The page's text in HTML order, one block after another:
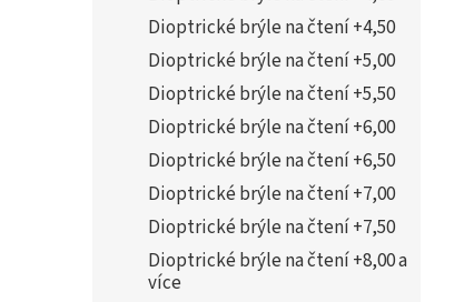
Dioptrické brýle na čtení +4,50
Dioptrické brýle na čtení +5,00
Dioptrické brýle na čtení +5,50
Dioptrické brýle na čtení +6,00
Dioptrické brýle na čtení +6,50
Dioptrické brýle na čtení +7,00
Dioptrické brýle na čtení +7,50
Dioptrické brýle na čtení +8,00 a
více